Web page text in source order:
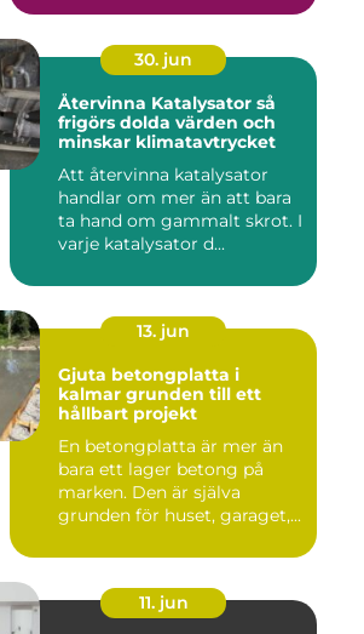
30. jun
Återvinna Katalysator så
frigörs dolda värden och
minskar klimatavtrycket
Att återvinna katalysator
handlar om mer än att bara
ta hand om gammalt skrot. I
varje katalysator d...
13. jun
Gjuta betongplatta i
kalmar grunden till ett
hållbart projekt
En betongplatta är mer än
bara ett lager betong på
marken. Den är själva
grunden för huset, garaget,...
11. jun